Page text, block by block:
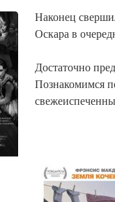
Наконец
Оскара в
Достаточно
Познакомимся